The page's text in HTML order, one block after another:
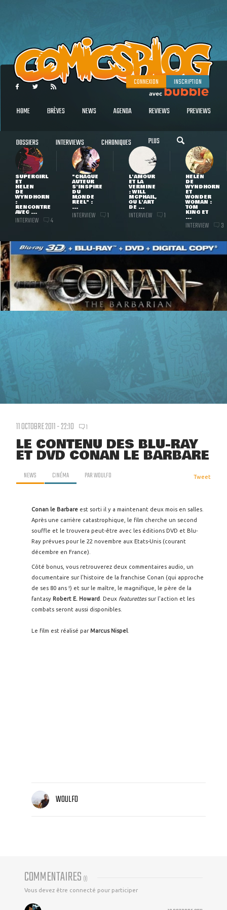
CONNEXION INSCRIPTION
HOME BRÈVES NEWS AGENDA REVIEWS PREVIEWS
DOSSIERS INTERVIEWS CHRONIQUES PLUS
SUPERGIRL
ET
HELEN
DE
WYNDHORN
:
RENCONTRE
AVEC ...
INTERVIEW 4
"CHAQUE
AUTEUR
S'INSPIRE
DU
MONDE
RÉEL" :
...
INTERVIEW 1
L'AMOUR
ET LA
VERMINE
: WILL
MCPHAIL,
OU L'ART
DE ...
INTERVIEW 1
HELEN
DE
WYNDHORN
ET
WONDER
WOMAN :
TOM
KING ET
...
INTERVIEW 3
11 OCTOBRE 2011 - 22:10 1
LE CONTENU DES BLU-RAY
ET DVD CONAN LE BARBARE
NEWS CINÉMA PARWOULFO Tweet
Conan le Barbare est sorti il y a maintenant deux mois en salles.
Après une carrière catastrophique, le film cherche un second
souffle et le trouvera peut-être avec les éditions DVD et Blu-
Ray prévues pour le 22 novembre aux Etats-Unis (courant
décembre en France).
Côté bonus, vous retrouverez deux commentaires audio, un
documentaire sur l'histoire de la franchise Conan (qui approche
de ses 80 ans !) et sur le maître, le magnifique, le père de la
fantasy Robert E. Howard . Deux featurettes sur l'action et les
combats seront aussi disponibles.
Le film est réalisé parMarcus Nispel
WOULFO
COMMENTAIRES (1)
Vous devez être connecté pour participer